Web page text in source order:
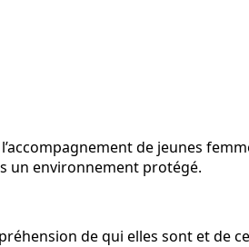
de jeunes
un environnement protégé.
de qui elles sont et